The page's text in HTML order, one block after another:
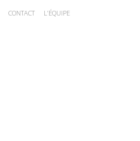
CONTACT L’ÉQUIPE